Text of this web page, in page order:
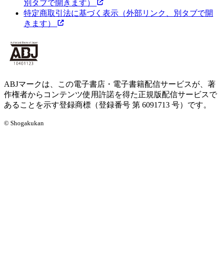
別タブで開きます）
特定商取引法に基づく表示 （外部リンク、別タブで開
きます）
ABJマークは、この電子書店・電子書籍配信サービスが、著
作権者からコンテンツ使用許諾を得た正規版配信サービスで
あることを示す登録商標（登録番号 第 6091713 号）です。
© Shogakukan